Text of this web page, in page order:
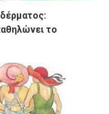
το